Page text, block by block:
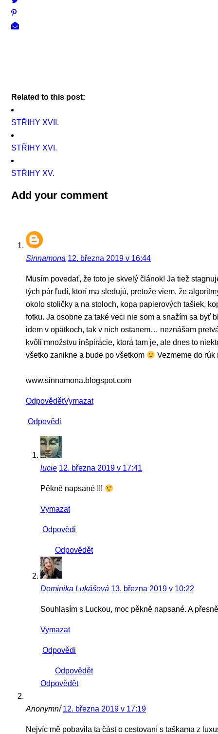
Related to this post:
STŘIHY XVII.
STŘIHY XVI.
STŘIHY XV.
Add your comment
Sinnamona 12. března 2019 v 16:44
Musím povedať, že toto je skvelý článok! Ja tiež
tých pár ľudí, ktorí ma sledujú, pretože viem, že
okolo stoličky a na stoloch, kopa papierových tašiek,
fotku. Ja osobne za také veci nie som a snažím sa byť
idem v opätkoch, tak v nich ostanem… neznášam
kvôli množstvu inšpirácie, ktorá tam je, ale dnes to
všetko zanikne a bude po všetkom
Vezmeme do
www.sinnamona.blogspot.com
OdpovědětVymazat
Odpovědi
lucie 12. března 2019 v 17:41
Pěkně napsané !!!
Vymazat
Odpovědi
Odpovědět
Dominika Lukášová 13. března 2019 v 10:22
Souhlasím s Luckou, moc pěkně napsané. A
Vymazat
Odpovědi
Odpovědět
Odpovědět
Anonymní 12. března 2019 v 17:19
Nejvíc mě pobavila ta část o cestovaní s taškama z